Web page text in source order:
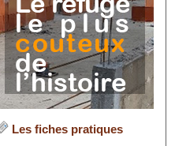
Les fiches pratiques